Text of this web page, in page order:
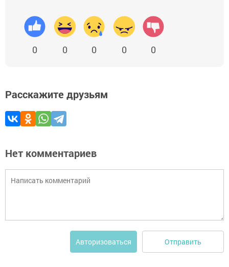
0 0 0 0 0
Расскажите друзьям
Нет комментариев
Авторизоваться Отправить